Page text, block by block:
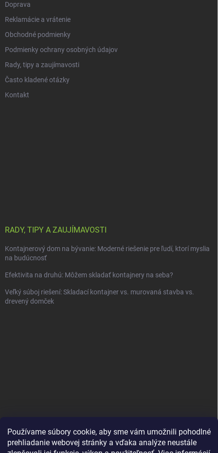
Používame súbory cookie, aby sme vám umožnili pohodlné
prehliadanie webovej stránky a vďaka analýze neustále
Doprava
Reklamácie a vrátenie
Obchodné podmienky
Podmienky ochrany osobných údajov
Rady, tipy a zaujímavosti
Často kladené otázky
Kontakt
RADY, TIPY A ZAUJÍMAVOSTI
Kontajnerový dom na bývanie: Moderné riešenie pre ľudí, ktorí myslia
na budúcnosť
Efektivita na druhú: Môžem skladať kontajnery na seba?
Veľký súboj riešení: Skladací kontajner vs. murovaná stavba vs.
drevený domček